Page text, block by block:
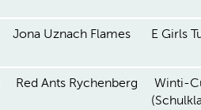
Jona Uznach Flames E Girls
Red Ants Rychenberg
Winti-